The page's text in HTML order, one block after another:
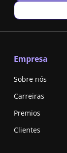
Empresa
Sobre nós
Carreiras
Premios
Clientes